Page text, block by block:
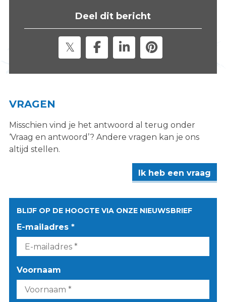
Deel dit bericht
VRAGEN
Misschien vind je het antwoord al terug onder
‘Vraag en antwoord’? Andere vragen kan je ons
altijd stellen.
Ik heb een vraag
BLIJF OP DE HOOGTE VIA ONZE NIEUWSBRIEF
E-mailadres *
Voornaam